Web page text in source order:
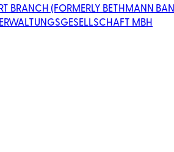
BRANCH (FORMERLY BETHMANN
MBH